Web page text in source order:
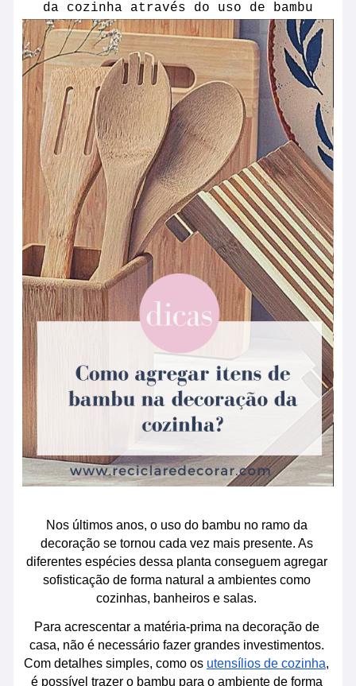
da cozinha através do uso de bambu
Nos últimos anos, o uso do bambu no ramo da
decoração se tornou cada vez mais presente. As
diferentes espécies dessa planta conseguem agregar
sofisticação de forma natural a ambientes como
cozinhas, banheiros e salas.
Para acrescentar a matéria-prima na decoração de
casa, não é necessário fazer grandes investimentos.
Com detalhes simples, como os utensílios de cozinha,
é possível trazer o bambu para o ambiente de forma